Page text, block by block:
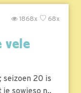
68x
1868x
vele
seizoen 20 is
je sowieso n..